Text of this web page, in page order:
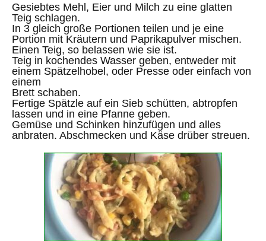
Gesiebtes Mehl, Eier und Milch zu eine glatten
Teig schlagen.
In 3 gleich große Portionen teilen und je eine
Portion mit Kräutern und Paprikapulver mischen.
Einen Teig, so belassen wie sie ist.
Teig in kochendes Wasser geben, entweder mit
einem Spätzelhobel, oder Presse oder einfach von
einem
Brett schaben.
Fertige Spätzle auf ein Sieb schütten, abtropfen
lassen und in eine Pfanne geben.
Gemüse und Schinken hinzufügen und alles
anbraten. Abschmecken und Käse drüber streuen.